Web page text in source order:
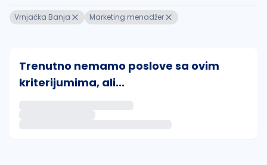
Vrnjačka Banja Marketing menadžer
Trenutno nemamo poslove sa ovim
kriterijumima, ali...